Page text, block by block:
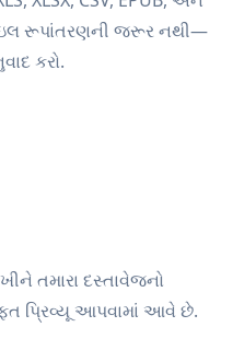
રૂપાંતરણની જરૂર નથી—
કરો.
તમારા દસ્તાવેજનો
પ્રિવ્યૂ આપવામાં આવે છે.